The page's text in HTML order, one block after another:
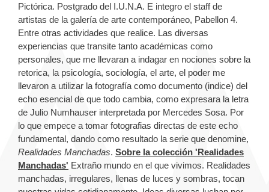
Pictórica. Postgrado del I.U.N.A. E integro el staff de
artistas de la galería de arte contemporáneo, Pabellon 4.
Entre otras actividades que realice. Las diversas
experiencias que transite tanto académicas como
personales, que me llevaran a indagar en nociones sobre la
retorica, la psicología, sociología, el arte, el poder me
llevaron a utilizar la fotografía como documento (indice) del
echo esencial de que todo cambia, como expresara la letra
de Julio Numhauser interpretada por Mercedes Sosa. Por
lo que empece a tomar fotografias directas de este echo
fundamental, dando como resultado la serie que denomine,
Realidades Manchadas. Sobre la colección 'Realidades
Manchadas' Extraño mundo en el que vivimos. Realidades
manchadas, irregulares, llenas de luces y sombras, tocan